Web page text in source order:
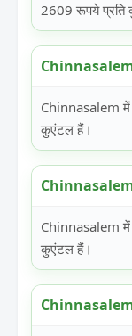
2609 रूपये प्रति
Chinnasalem
Chinnasalem में
कुएंटल हैं।
Chinnasalem
Chinnasalem में
कुएंटल हैं।
Chinnasalem